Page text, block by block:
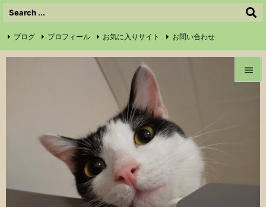

ブログ プロフィール お気に入りサイト お問い合わせ
信仰の証 Instagram